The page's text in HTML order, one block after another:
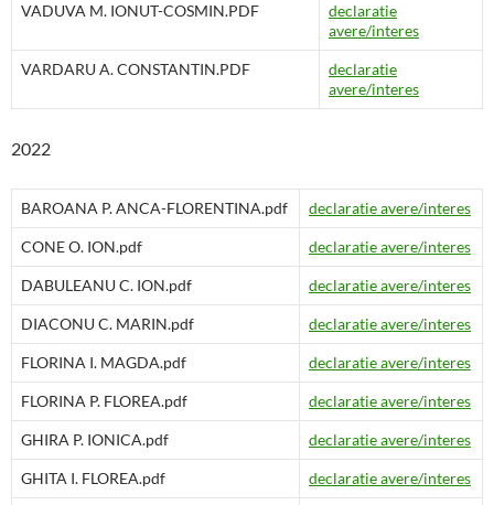
VADUVA M. IONUT-COSMIN.PDF
declaratie
avere/interes
VARDARU A. CONSTANTIN.PDF
declaratie
avere/interes
2022
BAROANA P. ANCA-FLORENTINA.pdf declaratie avere/interes
CONE O. ION.pdf declaratie avere/interes
DABULEANU C. ION.pdf declaratie avere/interes
DIACONU C. MARIN.pdf declaratie avere/interes
FLORINA I. MAGDA.pdf declaratie avere/interes
FLORINA P. FLOREA.pdf declaratie avere/interes
GHIRA P. IONICA.pdf declaratie avere/interes
GHITA I. FLOREA.pdf declaratie avere/interes